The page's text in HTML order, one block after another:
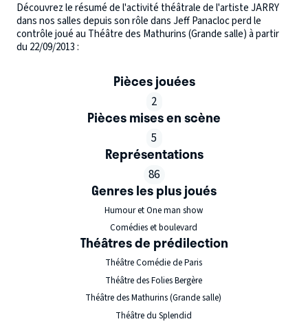
Découvrez le résumé de l'activité théâtrale de l'artiste JARRY
dans nos salles depuis son rôle dans Jeff Panacloc perd le
contrôle joué au Théâtre des Mathurins (Grande salle) à partir
du 22/09/2013 :
Pièces jouées
2
Pièces mises en scène
5
Représentations
86
Genres les plus joués
Humour et One man show
Comédies et boulevard
Théâtres de prédilection
Théâtre Comédie de Paris
Théâtre des Folies Bergère
Théâtre des Mathurins (Grande salle)
Théâtre du Splendid